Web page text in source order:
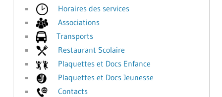
Horaires des services
Associations
Transports
Restaurant Scolaire
Plaquettes et Docs Enfance
Plaquettes et Docs Jeunesse
Contacts